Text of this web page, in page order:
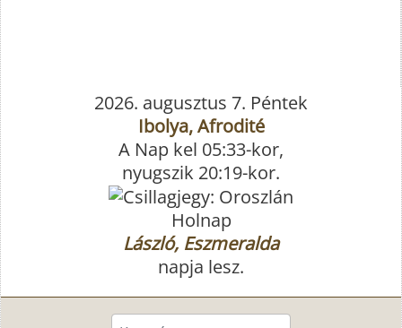
2026. augusztus 7. Péntek
Ibolya, Afrodité
A Nap kel 05:33-kor,
nyugszik 20:19-kor.
Holnap
László, Eszmeralda
napja lesz.